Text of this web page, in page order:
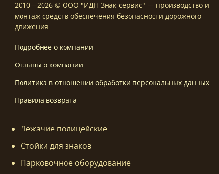
2010—2026 © ООО "ИДН Знак-сервис" — производство и
монтаж средств обеспечения безопасности дорожного
движения
Подробнее о компании
Отзывы о компании
Политика в отношении обработки персональных данных
Правила возврата
Лежачие полицейские
Стойки для знаков
Парковочное оборудование